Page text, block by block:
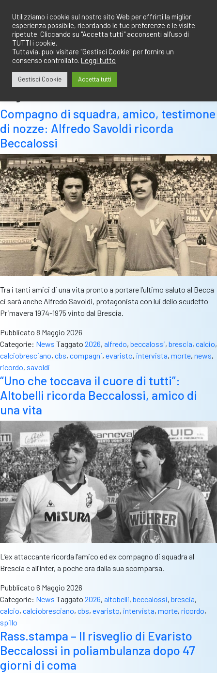
contenuto
Compagno di squadra, amico, testimone
di nozze: Alfredo Savoldi ricorda
Beccalossi
Tra i tanti amici di una vita pronto a portare l’ultimo saluto al Becca
ci sarà anche Alfredo Savoldi, protagonista con lui dello scudetto
Primavera 1974-1975 vinto dal Brescia.
Pubblicato 8 Maggio 2026
Categorie: News Taggato 2026, alfredo, beccalossi, brescia, calcio,
calciobresciano, cbs, compagni, evaristo, intervista, morte, news,
ricordo, savoldi
“Uno che toccava il cuore di tutti”:
Altobelli ricorda Beccalossi, amico di
una vita
L’ex attaccante ricorda l’amico ed ex compagno di squadra al
Brescia e all’Inter, a poche ora dalla sua scomparsa.
Pubblicato 6 Maggio 2026
Categorie: News Taggato 2026, altobelli, beccalossi, brescia,
calcio, calciobresciano, cbs, evaristo, intervista, morte, ricordo,
spillo
Rass.stampa – Il risveglio di Evaristo
Beccalossi in poliambulanza dopo 47
giorni di coma
Utilizziamo i cookie sul nostro sito Web per offrirti la miglior
esperienza possibile, ricordando le tue preferenze e le visite
ripetute. Cliccando su "Accetta tutti" acconsenti all'uso di
TUTTI i cookie.
Tuttavia, puoi visitare "Gestisci Cookie" per fornire un
consenso controllato. Leggi tutto
Gestisci Cookie Accetta tutti